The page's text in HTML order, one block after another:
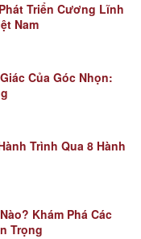
Triển Cương Lĩnh
Nam
Của Góc Nhọn:
Trình Qua 8 Hành
Khám Phá Các
Trọng